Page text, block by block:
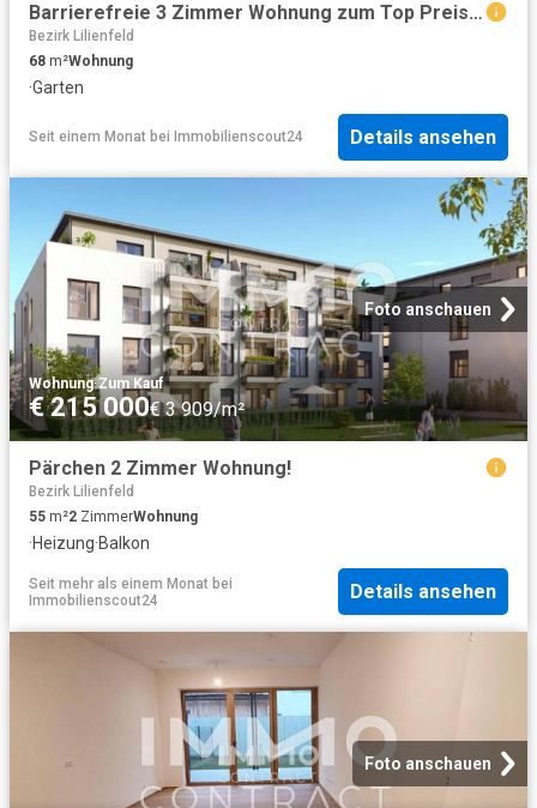
Barrierefreie 3 Zimmer Wohnung zum Top Preis mit allen Annehmlichkeiten
Bezirk Lilienfeld
68 m²Wohnung
·Garten
Seit einem Monat bei Immobilienscout24 Details ansehen
Foto anschauen
Wohnung·Zum Kauf
€ 215 000€ 3 909/m²
Pärchen 2 Zimmer Wohnung!
Bezirk Lilienfeld
55 m²2 ZimmerWohnung
·Heizung·Balkon
Seit mehr als einem Monat bei
Immobilienscout24
Details ansehen
Foto anschauen